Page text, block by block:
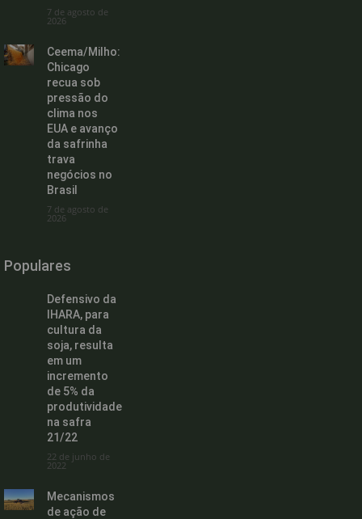
7 de agosto de
2026
Ceema/Milho:
Chicago
recua sob
pressão do
clima nos
EUA e avanço
da safrinha
trava
negócios no
Brasil
7 de agosto de
2026
Populares
Defensivo da
IHARA, para
cultura da
soja, resulta
em um
incremento
de 5% da
produtividade
na safra
21/22
22 de junho de
2022
Mecanismos
de ação de